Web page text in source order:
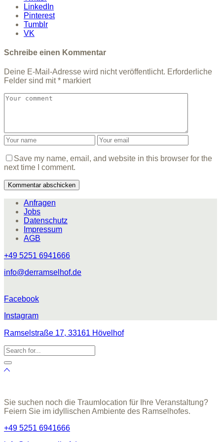
LinkedIn
Pinterest
Tumblr
VK
Schreibe einen Kommentar
Deine E-Mail-Adresse wird nicht veröffentlicht. Erforderliche
Felder sind mit* markiert
Save my name, email, and website in this browser for the
next time I comment.
Anfragen
Jobs
Datenschutz
Impressum
AGB
+49 5251 6941666
info@derramselhof.de
Facebook
Instagram
Ramselstraße 17, 33161 Hövelhof
Sie suchen noch die Traumlocation für Ihre Veranstaltung?
Feiern Sie im idyllischen Ambiente des Ramselhofes.
+49 5251 6941666